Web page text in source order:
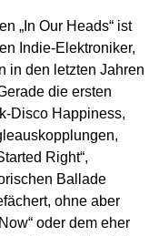
„In Our Heads“ ist
Indie-Elektroniker,
in den letzten Jahren
die ersten
Disco Happiness,
Right“,
Ballade
ohne aber
oder dem eher